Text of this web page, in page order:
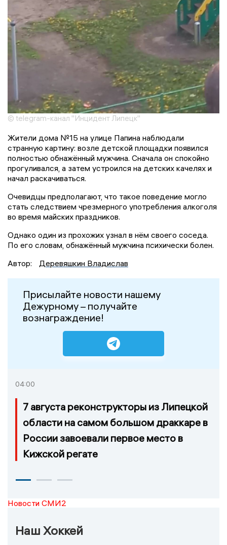
© telegram-канал "Инцидент Липецк"
Жители дома №15 на улице Папина наблюдали
странную картину: возле детской площадки появился
полностью обнажённый мужчина. Сначала он спокойно
прогуливался, а затем устроился на детских качелях и
начал раскачиваться.
Очевидцы предполагают, что такое поведение могло
стать следствием чрезмерного употребления алкоголя
во время майских праздников.
Однако один из прохожих узнал в нём своего соседа.
По его словам, обнажённый мужчина психически болен.
Автор:
Деревяшкин Владислав
Присылайте новости нашему
Дежурному – получайте
вознаграждение!
04:00
7 августа реконструкторы из Липецкой
области на самом большом драккаре в
России завоевали первое место в
Кижской регате
Новости СМИ2
Наш Хоккей